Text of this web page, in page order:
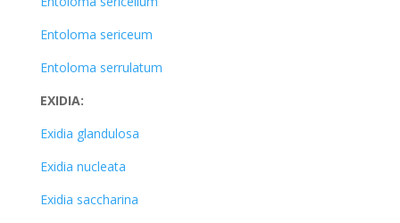
Entoloma sericeum
Entoloma serrulatum
EXIDIA:
Exidia glandulosa
Exidia nucleata
Exidia saccharina